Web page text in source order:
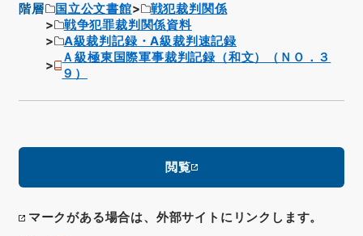
階層 国立公文書館
戦犯裁判関係
戦争犯罪裁判関係資料
A級裁判記録・A級裁判速記録
Ａ級極東国際軍事裁判記録（和文）（ＮＯ．３
９）
閲覧
マークがある場合は、外部サイトにリンクします。